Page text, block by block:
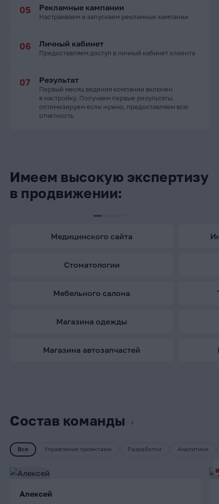
Рекламные кампании
Настраиваем и запускаем рекламные кампании
Личный кабинет
Предоставляем доступ в личный кабинет клиента
Результат
Первый месяц ведения компании включен
в настройку. Получаем первые результаты,
оптимизируем если нужно, предоставляем всю
отчетность
Имеем высокую экспертизу
в продвижении:
медицинского сайта
стоматологии
мебельного салона
магазина одежды
магазина автозапчастей
Состав команды
Все Управления проектами Разработки Аналитики
Алексей